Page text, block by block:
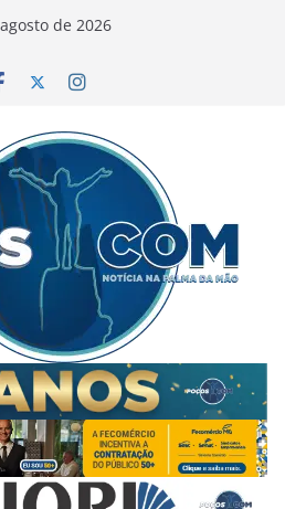
de 2026